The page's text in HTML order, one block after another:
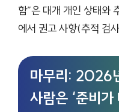
함”은 대개 개인 상태와
에서 권고 사항(추적 검
마무리: 2026
사람은 ‘준비가